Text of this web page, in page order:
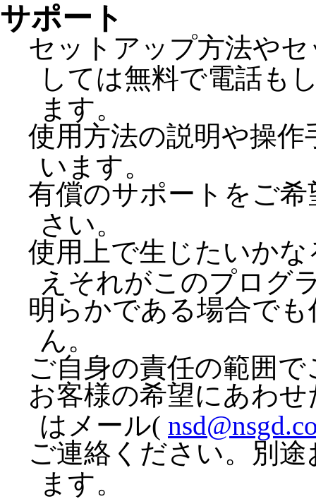
サポート
セットアップ方法や
しては無料で電話も
ます。
使用方法の説明や操
います。
有償のサポートをご
さい。
使用上で生じたいか
えそれがこのプログ
明らかである場合で
ん。
ご自身の責任の範囲
お客様の希望にあわ
はメール(
ご連絡ください。別
ます。